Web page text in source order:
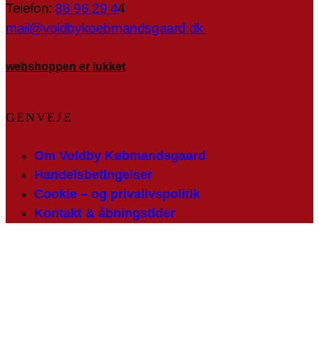
Telefon:86 96 29 44
mail@voldbykoebmandsgaard.dk
webshoppen er lukket
GENVEJE
Om Voldby Købmandsgaard
Handelsbetingelser
Cookie – og privalivspolitik
Kontakt & åbningstider